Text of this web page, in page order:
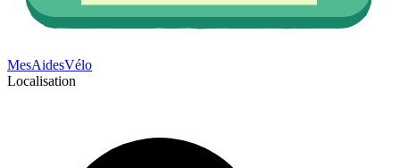
MesAidesVélo
Localisation